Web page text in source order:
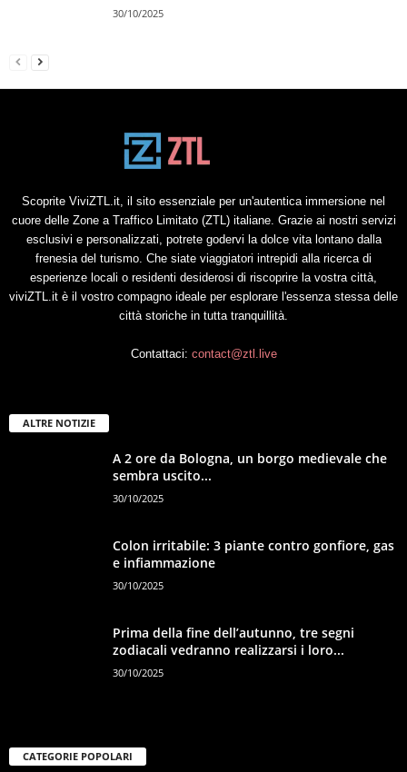
30/10/2025
Scoprite ViviZTL.it, il sito essenziale per un'autentica immersione nel
cuore delle Zone a Traffico Limitato (ZTL) italiane. Grazie ai nostri servizi
esclusivi e personalizzati, potrete godervi la dolce vita lontano dalla
frenesia del turismo. Che siate viaggiatori intrepidi alla ricerca di
esperienze locali o residenti desiderosi di riscoprire la vostra città,
viviZTL.it è il vostro compagno ideale per esplorare l'essenza stessa delle
città storiche in tutta tranquillità.
Contattaci: contact@ztl.live
ALTRE NOTIZIE
A 2 ore da Bologna, un borgo medievale che
sembra uscito...
30/10/2025
Colon irritabile: 3 piante contro gonfiore, gas
e infiammazione
30/10/2025
Prima della fine dell’autunno, tre segni
zodiacali vedranno realizzarsi i loro...
30/10/2025
CATEGORIE POPOLARI